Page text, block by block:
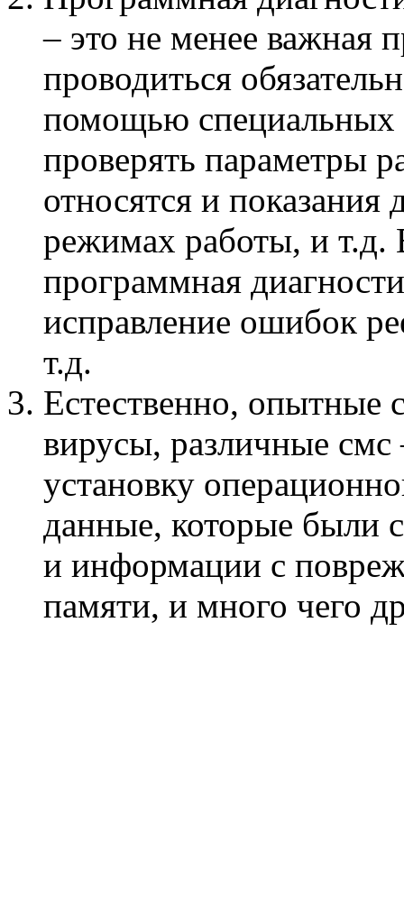
– это не менее важная
проводиться
помощью специальных
проверять параметры
относятся и
режимах работы, и т.д.
программная
исправление ошибок
т.д.
Естественно, опытные
вирусы, различные
установку
данные, которые были
и информации с
памяти, и много чего